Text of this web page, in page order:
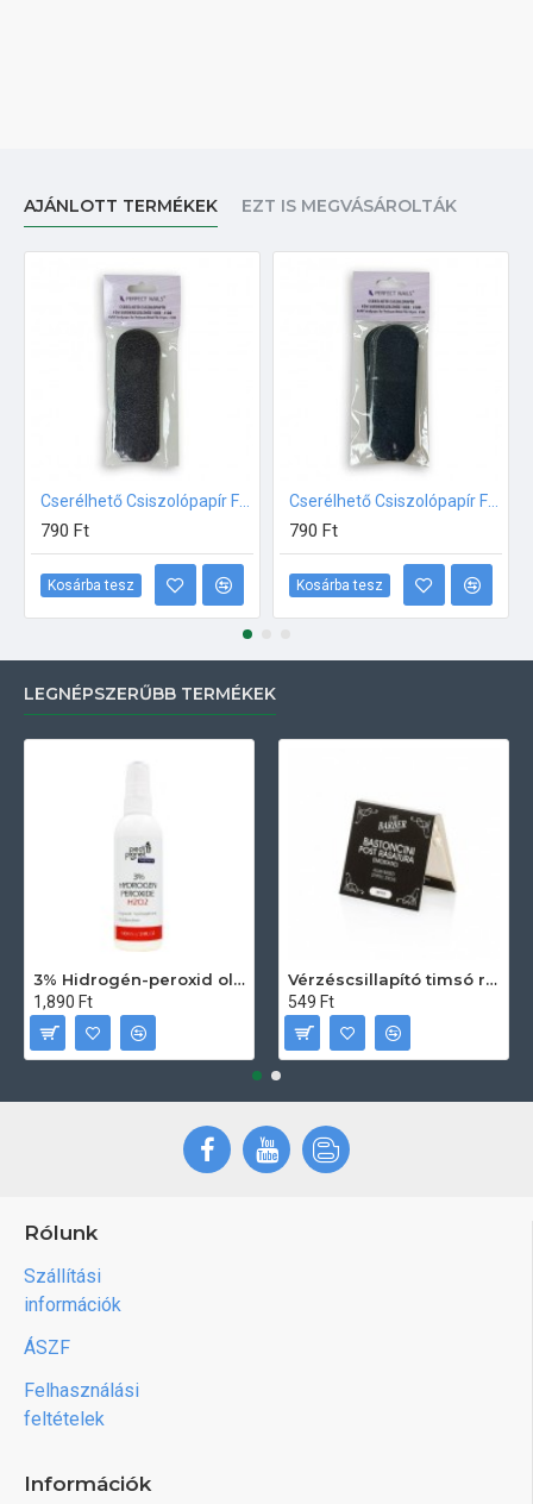
AJÁNLOTT TERMÉKEK EZT IS MEGVÁSÁROLTÁK
790 Ft
Kosárba tesz
790 Ft
Kosárba tesz
LEGNÉPSZERŰBB TERMÉKEK
3% Hidrogén-peroxid oldat (sebfertőtlenítő) 100ml
1,890 Ft
Vérzéscsillapító timsó rúd 20db
549 Ft
Rólunk
Szállítási
információk
ÁSZF
Felhasználási
feltételek
Információk